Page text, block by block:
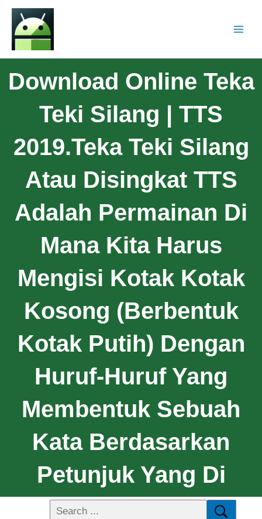
Download Online Teka
Teki Silang | TTS
2019.Teka Teki Silang
Atau Disingkat TTS
Adalah Permainan Di
Mana Kita Harus
Mengisi Kotak Kotak
Kosong (berbentuk
Kotak Putih) Dengan
Huruf-Huruf Yang
Membentuk Sebuah
Kata Berdasarkan
Petunjuk Yang Di